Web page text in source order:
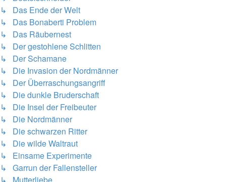
↳ Das Ende der Welt
↳ Das Bonaberti Problem
↳ Das Räubernest
↳ Der gestohlene Schlitten
↳ Der Schamane
↳ Die Invasion der Nordmänner
↳ Der Überraschungsangriff
↳ Die dunkle Bruderschaft
↳ Die Insel der Freibeuter
↳ Die Nordmänner
↳ Die schwarzen Ritter
↳ Die wilde Waltraut
↳ Einsame Experimente
↳ Garrun der Fallensteller